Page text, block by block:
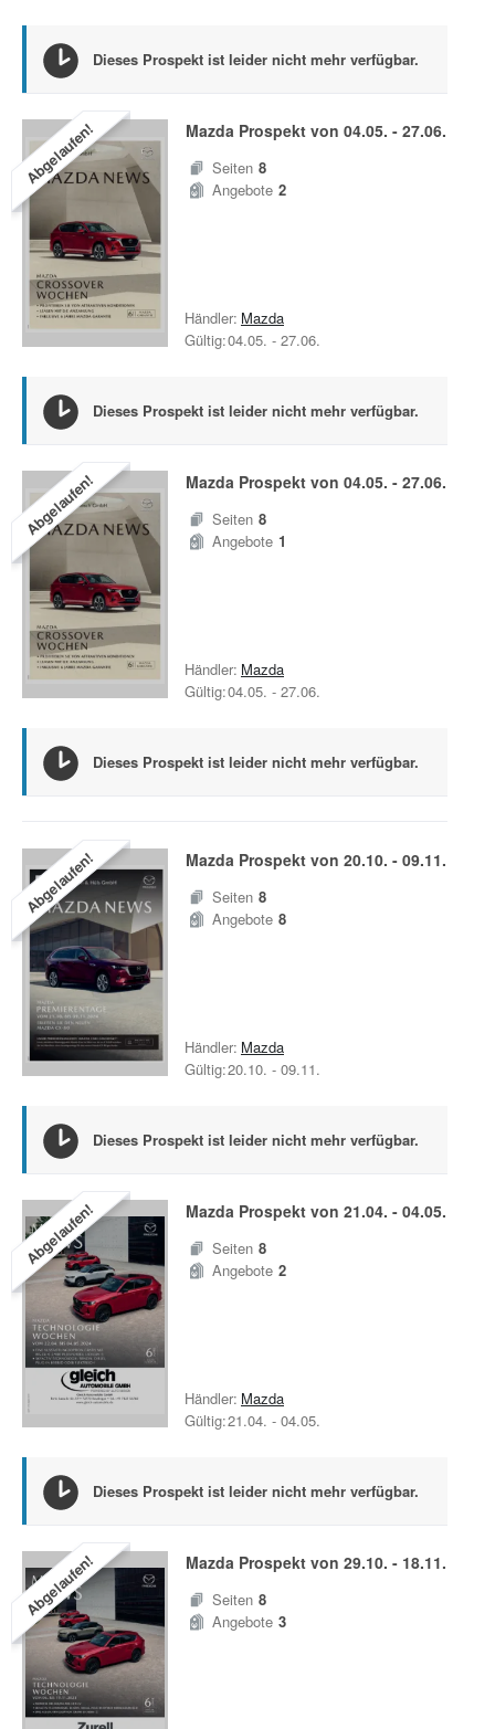
Dieses Prospekt ist leider nicht mehr verfügbar.
Abgelaufen! Mazda Prospekt von 04.05. - 27.06.
Seiten 8
Angebote 2
Gültig:04.05. - 27.06.
Händler: Mazda
Dieses Prospekt ist leider nicht mehr verfügbar.
Abgelaufen! Mazda Prospekt von 04.05. - 27.06.
Seiten 8
Angebote 1
Gültig:04.05. - 27.06.
Händler: Mazda
Dieses Prospekt ist leider nicht mehr verfügbar.
Abgelaufen! Mazda Prospekt von 20.10. - 09.11.
Seiten 8
Angebote 8
Gültig:20.10. - 09.11.
Händler: Mazda
Dieses Prospekt ist leider nicht mehr verfügbar.
Abgelaufen! Mazda Prospekt von 21.04. - 04.05.
Seiten 8
Angebote 2
Gültig:21.04. - 04.05.
Händler: Mazda
Dieses Prospekt ist leider nicht mehr verfügbar.
Abgelaufen! Mazda Prospekt von 29.10. - 18.11.
Seiten 8
Angebote 3